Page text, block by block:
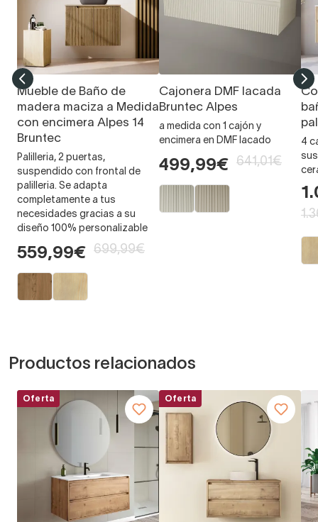
Mueble de Baño de
madera maciza a Medida
con encimera Alpes 14
Bruntec
Palilleria, 2 puertas,
suspendido con frontal de
palilleria. Se adapta
completamente a tus
necesidades gracias a su
diseño 100% personalizable
559,99€ 699,99€
Cajonera DMF lacada
Bruntec Alpes
a medida con 1 cajón y
encimera en DMF lacado
499,99€ 641,01€
4
Productos relacionados
Oferta Oferta